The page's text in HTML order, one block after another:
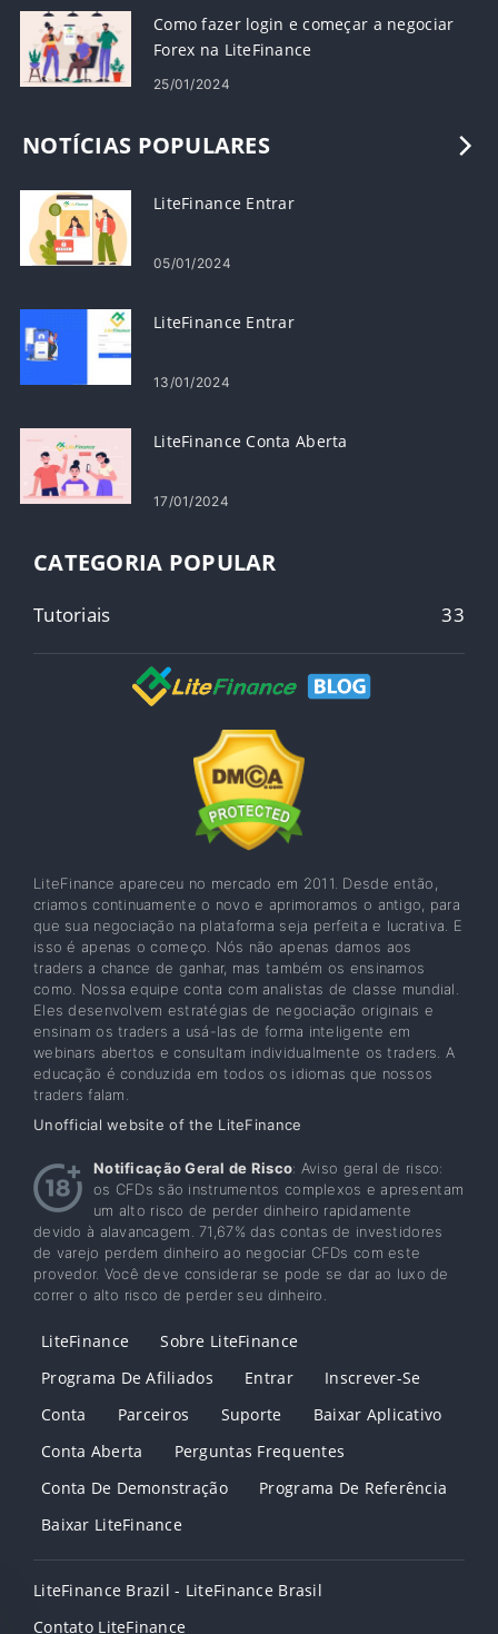
Como fazer login e começar a negociar
Forex na LiteFinance
25/01/2024
NOTÍCIAS POPULARES
LiteFinance Entrar
05/01/2024
LiteFinance Entrar
13/01/2024
LiteFinance Conta Aberta
17/01/2024
CATEGORIA POPULAR
Tutoriais 33
LiteFinance apareceu no mercado em 2011. Desde então,
criamos continuamente o novo e aprimoramos o antigo, para
que sua negociação na plataforma seja perfeita e lucrativa. E
isso é apenas o começo. Nós não apenas damos aos
traders a chance de ganhar, mas também os ensinamos
como. Nossa equipe conta com analistas de classe mundial.
Eles desenvolvem estratégias de negociação originais e
ensinam os traders a usá-las de forma inteligente em
webinars abertos e consultam individualmente os traders. A
educação é conduzida em todos os idiomas que nossos
traders falam.
Unofficial website of the LiteFinance
Notificação Geral de Risco: Aviso geral de risco:
os CFDs são instrumentos complexos e apresentam
um alto risco de perder dinheiro rapidamente
devido à alavancagem. 71,67% das contas de investidores
de varejo perdem dinheiro ao negociar CFDs com este
provedor. Você deve considerar se pode se dar ao luxo de
correr o alto risco de perder seu dinheiro.
LiteFinance
Sobre LiteFinance
Programa De Afiliados
Entrar
Inscrever-Se
Conta
Parceiros Suporte
Baixar Aplicativo
Conta Aberta
Perguntas Frequentes
Conta De Demonstração
Programa De Referência
Baixar LiteFinance
LiteFinance Brazil - LiteFinance Brasil
Contato LiteFinance